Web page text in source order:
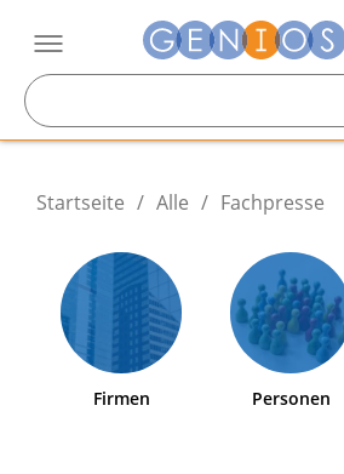
text
Startseite / Alle / Fachpresse
Firmen Personen